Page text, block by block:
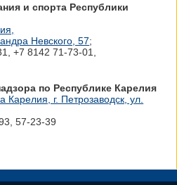
и спорта Республики
Невского, 57;
+7 8142 71‑73-01,
по Республике Карелия
Карелия, г. Петрозаводск, ул.
57-23-39